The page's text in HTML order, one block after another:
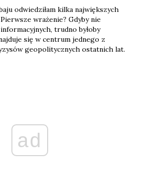
odwiedziłam kilka największych
wrażenie? Gdyby nie
trudno byłoby
się w centrum jednego z
geopolitycznych ostatnich lat.
ad